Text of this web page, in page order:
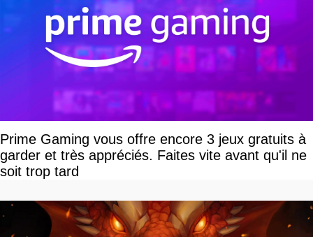
Prime Gaming vous offre encore 3 jeux gratuits à
garder et très appréciés. Faites vite avant qu'il ne
soit trop tard